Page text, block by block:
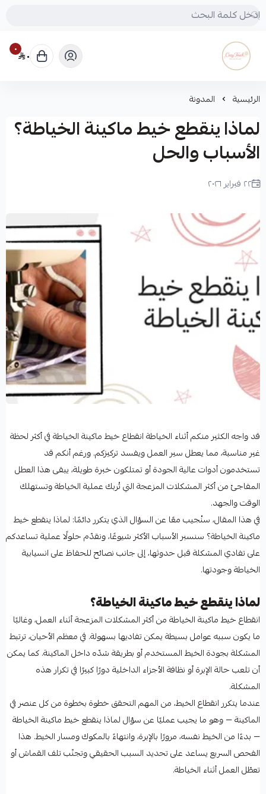
Cozy touch
٠ ٠
الرئيسية المدونة
لماذا ينقطع خيط ماكينة الخياطة؟
الأسباب والحل
٢٢ فبراير ٢٠٢٦
قد واجه الكثير منكم أثناء الخياطة انقطاع خيط ماكينة الخياطة في أكثر لحظة
غير مناسبة، مما يعطل سير العمل ويفسد تركيزكم. ورغم أنكم قد
تستخدمون أدوات عالية الجودة أو تمتلكون خبرة طويلة، يبقى هذا العطل
المفاجئ من أكثر المشكلات المزعجة التي تُربك عملية الخياطة وتستهلك
الوقت والجهد.
في هذا المقال، سنُجيب معًا عن السؤال الذي يتكرر دائمًا: لماذا ينقطع خيط
ماكينة الخياطة؟ سنسبر الأسباب الأكثر شيوعًا، ونقدّم حلولًا عملية تساعدكم
على تفادي المشكلة قبل حدوثها، إلى جانب نصائح للحفاظ على انسيابية
الخياطة وجودتها.
لماذا ينقطع خيط ماكينة الخياطة؟
انقطاع خيط ماكينة الخياطة من أكثر المشكلات المزعجة أثناء العمل، وغالبًا
ما يكون سببه عوامل بسيطة يمكن تفاديها بسهولة. في معظم الأحيان، ترتبط
المشكلة بجودة الخيط المستخدم أو بطريقة شدّه داخل الماكينة. كما يمكن
أن تلعب حالة الإبرة أو نظافة الأجزاء الداخلية دورًا كبيرًا في تكرار هذه
المشكلة.
عندما يتكرر انقطاع الخيط، من المهم التحقق خطوة بخطوة من كل عنصر في
الماكينة — وهو ما يجيب عمليًا عن سؤال لماذا ينقطع خيط ماكينة الخياطة
— بدءًا من الخيط نفسه، مرورًا بالإبرة، وانتهاءً بالمكوك ومسار الخيط. هذا
الفحص السريع يساعد على تحديد السبب الحقيقي وتجنّب تلف القماش أو
تعطّل العمل أثناء الخياطة.